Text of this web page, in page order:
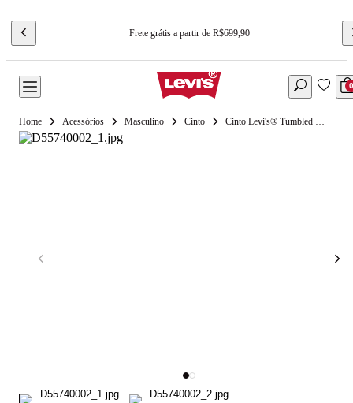
Frete grátis a partir de R$699,90
0
Acessórios Masculino Cinto Cinto Levi's® Tumbled Icon Preto